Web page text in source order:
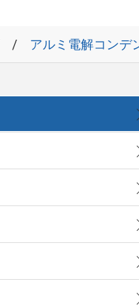
アルミ電解コンデ